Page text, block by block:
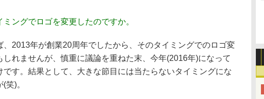
ングでロゴを変更したのですか。
、2013年が創業20周年でしたから、そのタイミングでのロゴ変
しれませんが、慎重に議論を重ねた末、今年(2016年)になって
です。結果として、大きな節目には当たらないタイミングにな
笑)。